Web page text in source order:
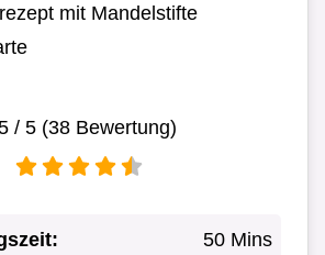
mit Mandelstifte
/ 5 (38 Bewertung)
50 Mins